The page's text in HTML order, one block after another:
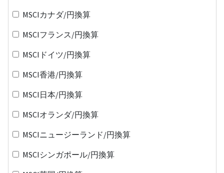
MSCIカナダ/円換算
MSCIフランス/円換算
MSCIドイツ/円換算
MSCI香港/円換算
MSCI日本/円換算
MSCIオランダ/円換算
MSCIニュージーランド/円換算
MSCIシンガポール/円換算